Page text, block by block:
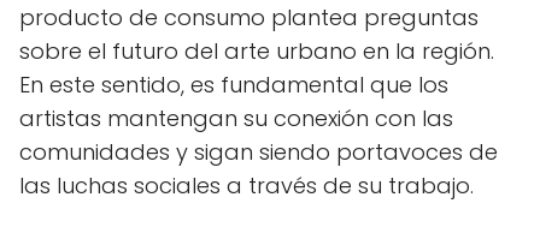
producto de consumo plantea preguntas
sobre el futuro del arte urbano en la región.
En este sentido, es fundamental que los
artistas mantengan su conexión con las
comunidades y sigan siendo portavoces de
las luchas sociales a través de su trabajo.